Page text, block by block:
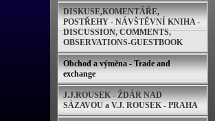
DISKUSE,KOMENTÁŘE,
POSTŘEHY - NÁVŠTĚVNÍ KNIHA -
DISCUSSION, COMMENTS,
OBSERVATIONS-GUESTBOOK
Obchod a výměna - Trade and
exchange
J.J.ROUSEK - ŽDÁR NAD
SÁZAVOU a V.J. ROUSEK - PRAHA